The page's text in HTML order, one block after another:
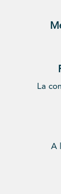
La
A